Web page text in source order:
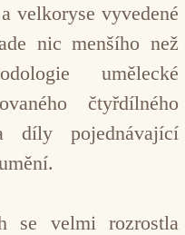
velkoryse vyvedené
nic menšího než
umělecké
čtyřdílného
pojednávající
se velmi rozrostla